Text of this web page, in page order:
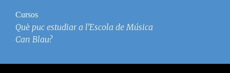
Cursos
Què puc estudiar a l'Escola de Música
Can Blau?